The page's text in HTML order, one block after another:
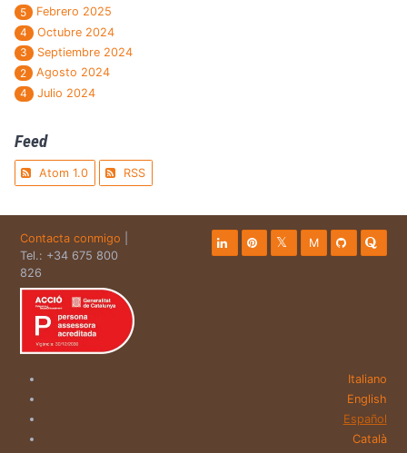
5
Febrero 2025
4
Octubre 2024
3
Septiembre 2024
2
Agosto 2024
4
Julio 2024
Feed
Atom 1.0 RSS
Contacta conmigo
Tel.: +34 675 800
826
M
Italiano
English
Español
Català